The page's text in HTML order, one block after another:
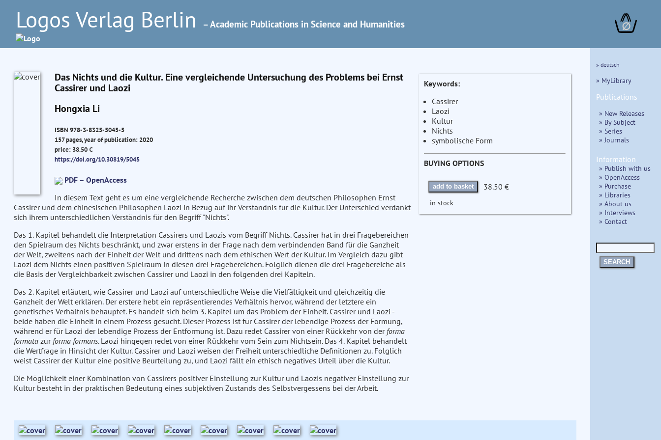
Logos Verlag Berlin – Academic Publications in Science and Humanities ∅
Das Nichts und die Kultur. Eine vergleichende Untersuchung des Problems bei Ernst
Cassirer und Laozi
Hongxia Li
ISBN 978-3-8325-5045-5
157 pages, year of publication: 2020
price: 38.50 €
https://doi.org/10.30819/5045
PDF – OpenAccess
In diesem Text geht es um eine vergleichende Recherche zwischen dem deutschen Philosophen Ernst
Cassirer und dem chinesischen Philosophen Laozi in Bezug auf ihr Verständnis für die Kultur. Der Unterschied verdankt
sich ihrem unterschiedlichen Verständnis für den Begriff "Nichts".
Das 1. Kapitel behandelt die Interpretation Cassirers und Laozis vom Begriff Nichts. Cassirer hat in drei Fragebereichen
den Spielraum des Nichts beschränkt, und zwar erstens in der Frage nach dem verbindenden Band für die Ganzheit
der Welt, zweitens nach der Einheit der Welt und drittens nach dem ethischen Wert der Kultur. Im Vergleich dazu gibt
Laozi dem Nichts einen positiven Spielraum in diesen drei Fragebereichen. Folglich dienen die drei Fragebereiche als
die Basis der Vergleichbarkeit zwischen Cassirer und Laozi in den folgenden drei Kapiteln.
Das 2. Kapitel erläutert, wie Cassirer und Laozi auf unterschiedliche Weise die Vielfältigkeit und gleichzeitig die
Ganzheit der Welt erklären. Der erstere hebt ein repräsentierendes Verhältnis hervor, während der letztere ein
genetisches Verhältnis behauptet. Es handelt sich beim 3. Kapitel um das Problem der Einheit. Cassirer und Laozi -
beide haben die Einheit in einem Prozess gesucht. Dieser Prozess ist für Cassirer der lebendige Prozess der Formung,
während er für Laozi der lebendige Prozess der Entformung ist. Dazu redet Cassirer von einer Rückkehr von der forma
formatazur forma formans. Laozi hingegen redet von einer Rückkehr vom Sein zum Nichtsein. Das 4. Kapitel behandelt
die Wertfrage in Hinsicht der Kultur. Cassirer und Laozi weisen der Freiheit unterschiedliche Definitionen zu. Folglich
weist Cassirer der Kultur eine positive Beurteilung zu, und Laozi fällt ein ethisch negatives Urteil über die Kultur.
Die Möglichkeit einer Kombination von Cassirers positiver Einstellung zur Kultur und Laozis negativer Einstellung zur
Kultur besteht in der praktischen Bedeutung eines subjektiven Zustands des Selbstvergessens bei der Arbeit.
Keywords:
Cassirer
Laozi
Kultur
Nichts
symbolische Form
BUYING OPTIONS
add to basket 38.50 €
in stock
» deutsch
» MyLibrary
Publications
» New Releases
» By Subject
» Series
» Journals
Information
» Publish with us
» OpenAccess
» Purchase
» Libraries
» About us
» Interviews
» Contact
SEARCH